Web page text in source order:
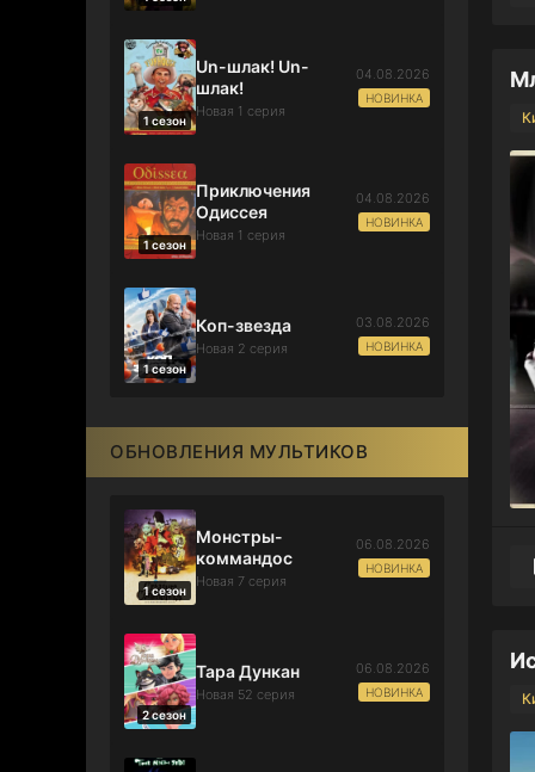
1 сезон
Un-шлак! Un-
шлак!
Новая 1 серия
04.08.2026
НОВИНКА
1 сезон
Приключения
Одиссея
Новая 1 серия
04.08.2026
НОВИНКА
1 сезон
Коп-звезда
Новая 2 серия
03.08.2026
НОВИНКА
ОБНОВЛЕНИЯ МУЛЬТИКОВ
1 сезон
Монстры-
коммандос
Новая 7 серия
06.08.2026
НОВИНКА
2 сезон
Тара Дункан
Новая 52 серия
06.08.2026
НОВИНКА